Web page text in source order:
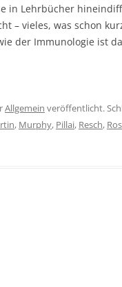
in Lehrbücher
– vieles, was schon
der Immunologie ist
Allgemein veröffentlicht.
, Murphy, Pillai, Resch,